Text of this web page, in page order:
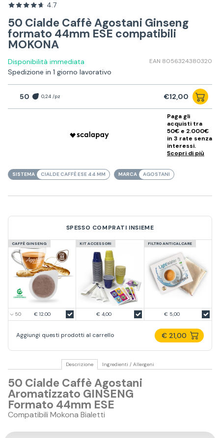
4.7
50 Cialde Caffè Agostani Ginseng
formato 44mm ESE compatibili
MOKONA
Disponibilità immediata EAN 8056324380320
Spedizione in 1 giorno lavorativo
50 0,24 /pz €12,00
Paga gli
acquisti tra
50€ e 2.000€
in 3 rate senza
interessi.
Scopri di più
SISTEMA CIALDE CAFFÈ ESE 44 MM MARCA AGOSTANI
SPESSO COMPRATI INSIEME
CAFFÈ GINSENG
€ 12.00
KIT ACCESSORI
€ 4,00
FILTRO ANTICALCARE
€ 5,00
Aggiungi questi prodotti al carrello € 21,00
Descrizione Ingredienti / Allergeni
50 Cialde Caffè Agostani
Aromatizzato GINSENG
Formato 44mm ESE
Compatibili Mokona Bialetti